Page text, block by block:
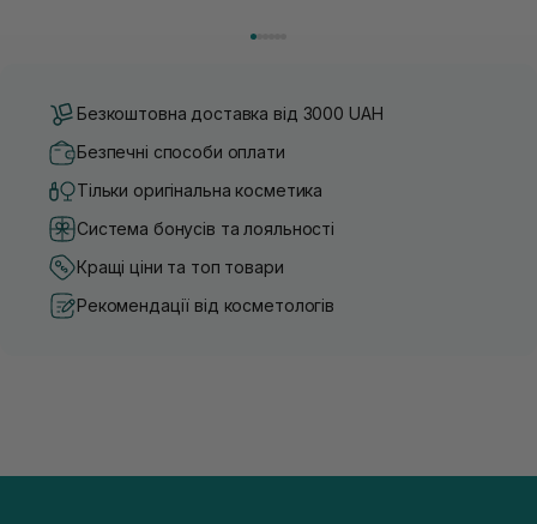
Безкоштовна доставка від 3000 UAH
Безпечні способи оплати
Тільки оригінальна косметика
Система бонусів та лояльності
Кращі ціни та топ товари
Рекомендації від косметологів